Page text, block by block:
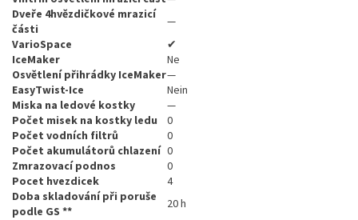
Dveře 4hvězdičkové mrazicí
části
—
VarioSpace
✔
IceMaker
Ne
Osvětlení přihrádky IceMaker—
EasyTwist-Ice
Nein
Miska na ledové kostky
—
Počet misek na kostky ledu
0
Počet vodních filtrů
0
Počet akumulátorů chlazení 0
Zmrazovací podnos
0
Pocet hvezdicek
4
Doba skladování při poruše
podle GS **
20 h